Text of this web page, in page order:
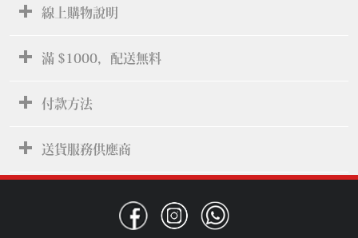
線上購物說明
滿 $1000，配送無料
付款方法
送貨服務供應商